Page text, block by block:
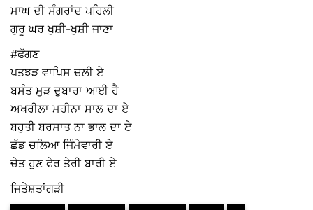
ਮਾਘ ਦੀ ਸੰਗਰਾਂਦ ਪਹਿਲੀ
ਗੁਰੂ ਘਰ ਖੁਸ਼ੀ-ਖੁਸ਼ੀ ਜਾਣਾ
#ਫੱਗਣ
ਪਤਝੜ ਵਾਪਿਸ ਚਲੀ ਏ
ਬਸੰਤ ਮੁੜ ਦੁਬਾਰਾ ਆਈ ਹੈ
ਅਖਰੀਲਾ ਮਹੀਨਾ ਸਾਲ ਦਾ ਏ
ਬਹੁਤੀ ਬਰਸਾਤ ਨਾ ਭਾਲ ਦਾ ਏ
ਛੱਡ ਚਲਿਆ ਜਿੰਮੇਵਾਰੀ ਏ
ਚੇਤ ਹੁਣ ਫੇਰ ਤੇਰੀ ਬਾਰੀ ਏ
ਜਿਤੇਸ਼ਤਾਂਗੜੀ